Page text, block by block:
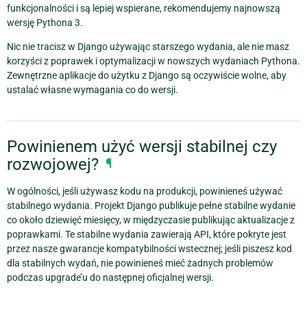
funkcjonalności i są lepiej wspierane, rekomendujemy najnowszą
wersję Pythona 3.
Nic nie tracisz w Django używając starszego wydania, ale nie masz
korzyści z poprawek i optymalizacji w nowszych wydaniach Pythona.
Zewnętrzne aplikacje do użytku z Django są oczywiście wolne, aby
ustalać własne wymagania co do wersji.
Powinienem użyć wersji stabilnej czy
rozwojowej? ¶
W ogólności, jeśli używasz kodu na produkcji, powinieneś używać
stabilnego wydania. Projekt Django publikuje pełne stabilne wydanie
co około dziewięć miesięcy, w międzyczasie publikując aktualizacje z
poprawkami. Te stabilne wydania zawierają API, które pokryte jest
przez nasze gwarancje kompatybilności wstecznej; jeśli piszesz kod
dla stabilnych wydań, nie powinieneś mieć żadnych problemów
podczas upgrade’u do następnej oficjalnej wersji.